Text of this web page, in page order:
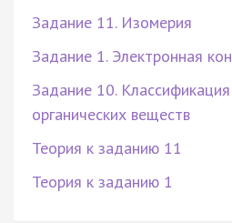
Задание 11. Изомерия
Задание 1. Электронная
Задание 10.
органических веществ
Теория к заданию 11
Теория к заданию 1